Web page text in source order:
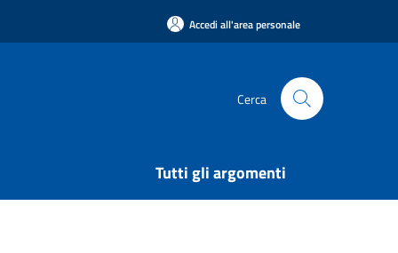
Accedi all'area personale
Cerca
Tutti gli argomenti